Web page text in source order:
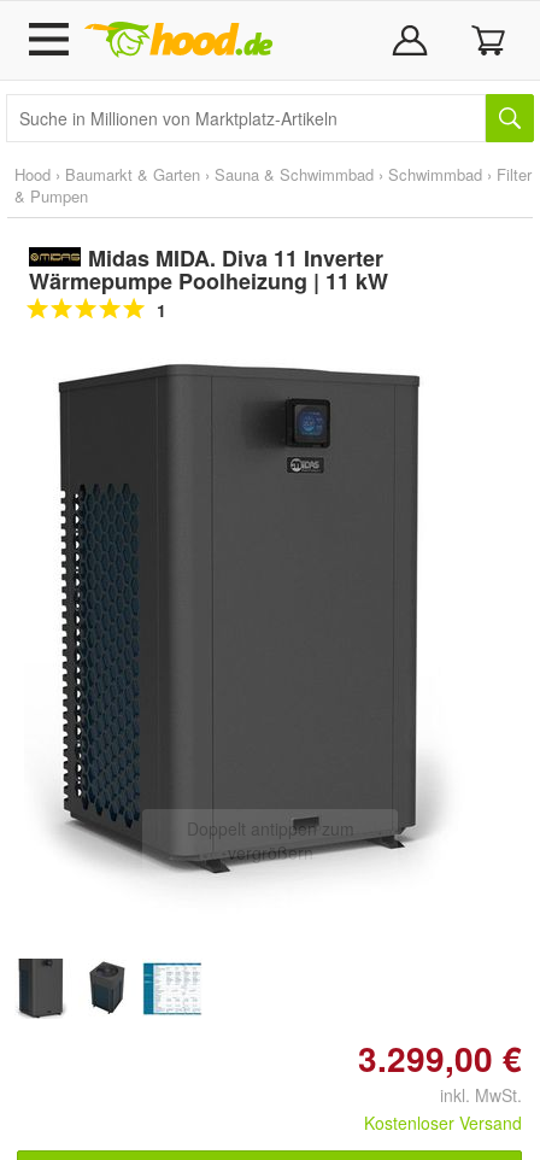
Hood › Baumarkt & Garten › Sauna & Schwimmbad › Schwimmbad › Filter
& Pumpen
Midas MIDA. Diva 11 Inverter
Wärmepumpe Poolheizung | 11 kW
1
Doppelt antippen zum
vergrößern
3.299,00 €
inkl. MwSt.
Kostenloser Versand